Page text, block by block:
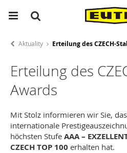
Aktuality Erteilung des CZECH-
Erteilung des
Awards
Mit Stolz informieren wir Sie,
internationale
höchsten Stufe AAA –
CZECH TOP 100 erhalten hat.